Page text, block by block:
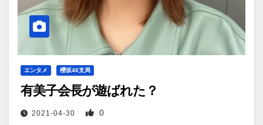
エンタメ 櫻坂46支局
有美子会長が遊ばれた？
2021-04-30 0